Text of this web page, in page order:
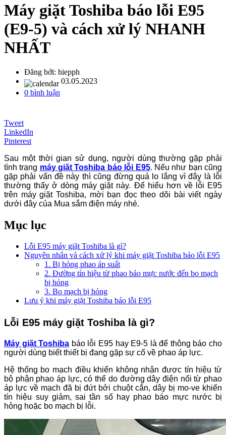
Máy giặt Toshiba báo lỗi E95
(E9-5) và cách xử lý NHANH
NHẤT
Đăng bởi: hiepph
03.05.2023
0 bình luận
Tweet
LinkedIn
Pinterest
Sau một thời gian sử dụng, người dùng thường gặp phải
tình trạng máy giặt Toshiba báo lỗi E95. Nếu như bạn cũng
gặp phải vấn đề này thì cũng đừng quá lo lắng vì đây là lỗi
thường thấy ở dòng máy giặt này. Để hiểu hơn về lỗi E95
trên máy giặt Toshiba, mời bạn đọc theo dõi bài viết ngày
dưới đây của Mua sắm điện máy nhé.
Mục lục
Lỗi E95 máy giặt Toshiba là gì?
Nguyên nhân và cách xử lý khi máy giặt Toshiba báo lỗi E95
1. Bị hỏng phao áp suất
2. Đường tín hiệu từ phao báo mực nước đến bo mạch
bị hỏng
3. Bo mạch bị hỏng
Lưu ý khi máy giặt Toshiba báo lỗi E95
Lỗi E95 máy giặt Toshiba là gì?
Máy giặt Toshiba báo lỗi E95 hay E9-5 là để thông báo cho
người dùng biết thiết bị đang gặp sự cố về phao áp lực.
Hệ thống bo mạch điều khiển không nhận được tín hiệu từ
bộ phận phao áp lực, có thể do đường dây điện nối từ phao
áp lực về mạch đã bị đứt bởi chuột cắn, dây bị mo-ve khiến
tín hiệu suy giảm, sai tần số hay phao báo mực nước bị
hỏng hoặc bo mạch bị lỗi.